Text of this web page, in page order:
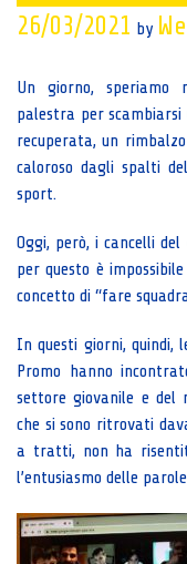
26/03/2021 by
Un giorno, speriamo
palestra per scambiarsi
recuperata, un
caloroso dagli spalti
sport.
Oggi, però, i cancelli
per questo è
concetto di “fare
In questi giorni, quindi,
Promo hanno
settore giovanile e del
che si sono ritrovati
a tratti, non ha
l’entusiasmo delle